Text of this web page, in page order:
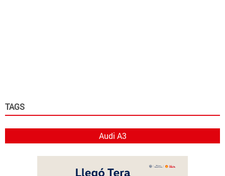
TAGS
Audi A3